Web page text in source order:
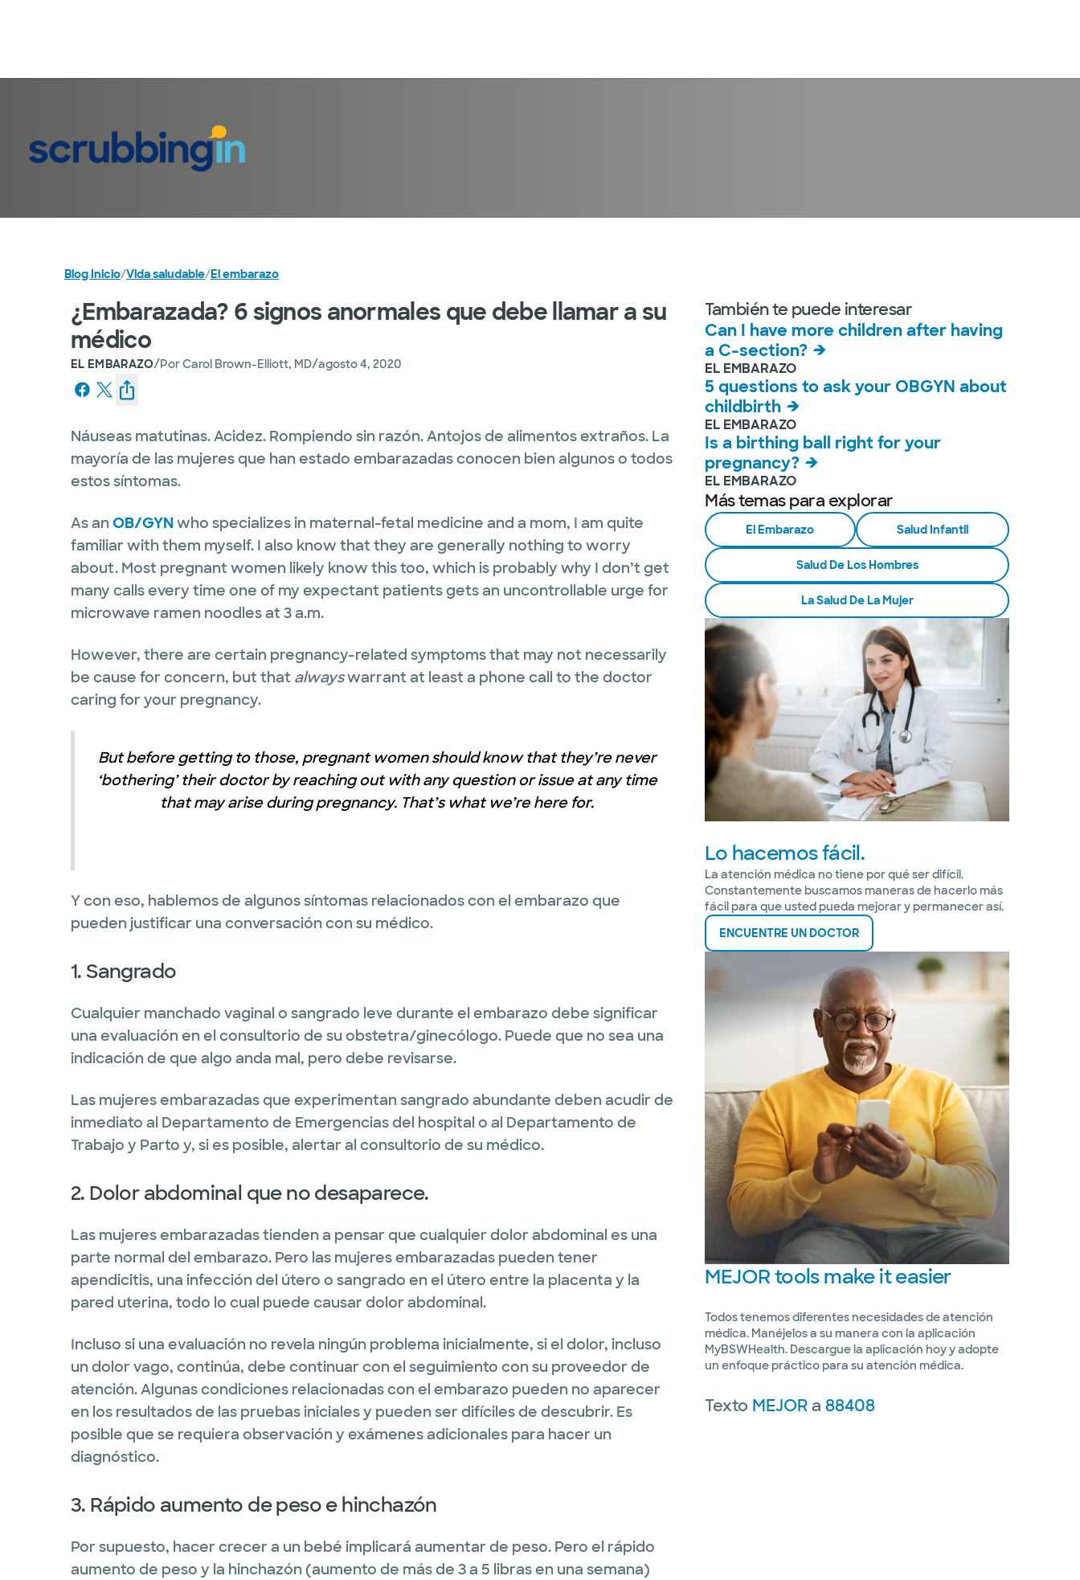
Blog Inicio/Vida saludable/El embarazo
¿Embarazada? 6 signos anormales que debe llamar a su
médico
EL EMBARAZO/PorCarol Brown-Elliott, MD/agosto 4, 2020
Náuseas matutinas. Acidez. Rompiendo sin razón. Antojos de alimentos extraños. La
mayoría de las mujeres que han estado embarazadas conocen bien algunos o todos
estos síntomas.
As an OB/GYN who specializes in maternal-fetal medicine and a mom, I am quite
familiar with them myself. I also know that they are generally nothing to worry
about. Most pregnant women likely know this too, which is probably why I don’t get
many calls every time one of my expectant patients gets an uncontrollable urge for
microwave ramen noodles at 3 a.m.
However, there are certain pregnancy-related symptoms that may not necessarily
be cause for concern, but that alwayswarrant at least a phone call to the doctor
caring for your pregnancy.
But before getting to those, pregnant women should know that they’re never
‘bothering’ their doctor by reaching out withanyquestion or issue atanytime
that may arise during pregnancy. That’s what we’re here for.
Y con eso, hablemos de algunos síntomas relacionados con el embarazo que
pueden justificar una conversación con su médico.
1. Sangrado
Cualquier manchado vaginal o sangrado leve durante el embarazo debe significar
una evaluación en el consultorio de su obstetra/ginecólogo. Puede que no sea una
indicación de que algo anda mal, pero debe revisarse.
Las mujeres embarazadas que experimentan sangrado abundante deben acudir de
inmediato al Departamento de Emergencias del hospital o al Departamento de
Trabajo y Parto y, si es posible, alertar al consultorio de su médico.
2. Dolor abdominal que no desaparece.
Las mujeres embarazadas tienden a pensar que cualquier dolor abdominal es una
parte normal del embarazo. Pero las mujeres embarazadas pueden tener
apendicitis, una infección del útero o sangrado en el útero entre la placenta y la
pared uterina, todo lo cual puede causar dolor abdominal.
Incluso si una evaluación no revela ningún problema inicialmente, si el dolor, incluso
un dolor vago, continúa, debe continuar con el seguimiento con su proveedor de
atención. Algunas condiciones relacionadas con el embarazo pueden no aparecer
en los resultados de las pruebas iniciales y pueden ser difíciles de descubrir. Es
posible que se requiera observación y exámenes adicionales para hacer un
diagnóstico.
3. Rápido aumento de peso e hinchazón
Por supuesto, hacer crecer a un bebé implicará aumentar de peso. Pero el rápido
aumento de peso y la hinchazón (aumento de más de 3 a 5 libras en una semana)
También te puede interesar
Can I have more children after having
a C-section?
EL EMBARAZO
5 questions to ask your OBGYN about
childbirth
EL EMBARAZO
Is a birthing ball right for your
pregnancy?
EL EMBARAZO
Más temas para explorar
El Embarazo Salud Infantil
Salud De Los Hombres
La Salud De La Mujer
Lo hacemos fácil.
La atención médica no tiene por qué ser difícil.
Constantemente buscamos maneras de hacerlo más
fácil para que usted pueda mejorar y permanecer así.
ENCUENTRE UN DOCTOR
MEJORtools make it easier
Todos tenemos diferentes necesidades de atención
médica. Manéjelos a su manera con la aplicación
MyBSWHealth. Descargue la aplicación hoy y adopte
un enfoque práctico para su atención médica.
Texto MEJORa88408